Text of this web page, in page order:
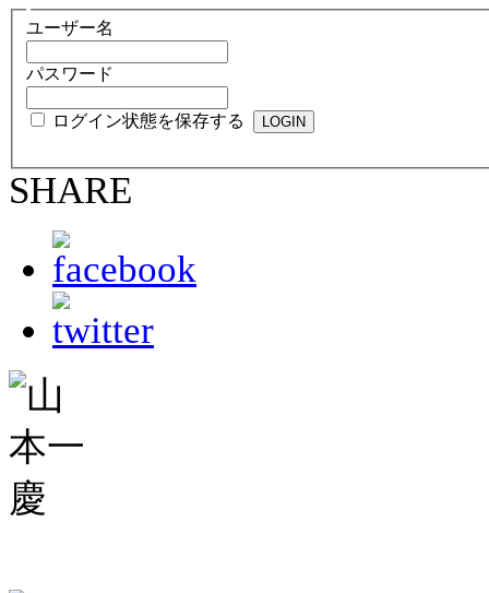
ユーザー名
パスワード
ログイン状態を保存する
SHARE